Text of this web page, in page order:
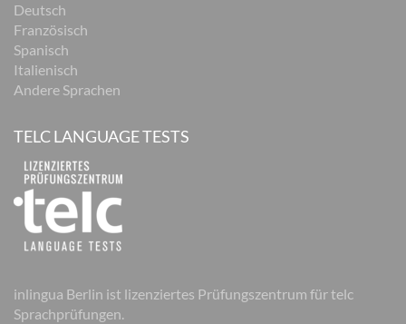
Deutsch
Französisch
Spanisch
Italienisch
Andere Sprachen
TELC LANGUAGE TESTS
inlingua Berlin ist lizenziertes Prüfungszentrum für telc
Sprachprüfungen.